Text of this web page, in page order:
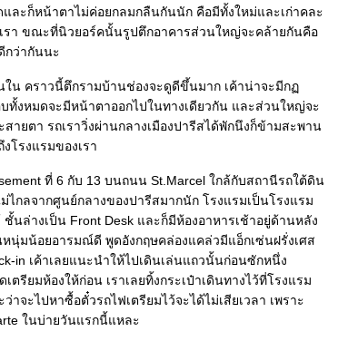
ละก็หน้าตาไม่ค่อยกลมกลืนกันนัก คือมีทั้งใหม่และเก่าคละ
รา ขณะที่นิวยอร์คนั้นรูปตึกอาคารส่วนใหญ่จะคล้ายกันคือ
กว่ากันนะ
ใน คราวนี้ตึกรามบ้านช่องจะดูดีขึ้นมาก เค้าน่าจะมีก
ทั้งหมดจะมีหน้าตาออกไปในทางเดียวกัน และส่วนใหญ่จะ
ายตา รถเราวิ่งผ่านกลางเมืองปารีสได้พักนึงก็ข้ามสะพาน
โรงแรมของเรา
ที่ 6 กับ 13 บนถนน St.Marcel ใกล้กับสถานีรถใต้ดิน
ไกลจากศูนย์กลางของปารีสมากนัก โรงแรมเป็นโรงแรม
นล่างเป็น Front Desk และก็มีห้องอาหารเช้าอยู่ด้านหลัง
นุ่มน้อยอารมณ์ดี พูดอังกฤษคล่องแคล่วมีแอ็กเซ่นฝรั่งเศส
in เค้าเลยแนะนำให้ไปเดินเล่นแถวนั้นก่อนซักหนึ่ง
รียมห้องให้ก่อน เราเลยทิ้งกระเป๋าเดินทางไว้ที่โรงแรม
จะไปหาซื้อตั๋วรถไฟเตรียมไว้จะได้ไม่เสียเวลา เพราะ
ในบ่ายวันแรกนี้แหละ